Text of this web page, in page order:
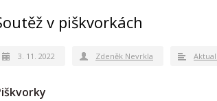
v piškvorkách
3. 11. 2022 Zdeněk Nevrkla